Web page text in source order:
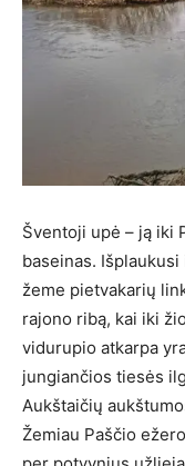
Šventoji upė – ją iki
baseinas.
žeme pietvakarių
rajono ribą, kai iki
vidurupio atkarpa
jungiančios tiesės
Aukštaičių
Žemiau Paščio